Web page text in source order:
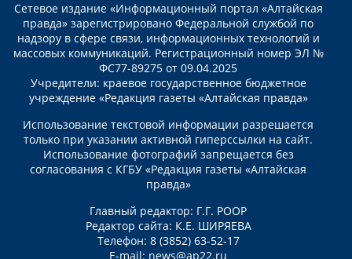
Сетевое издание «Информационный портал «Алтайская
правда» зарегистрировано Федеральной службой по
надзору в сфере связи, информационных технологий и
массовых коммуникаций. Регистрационный номер ЭЛ №
ФС77-89275 от 09.04.2025
Учредители: краевое государственное бюджетное
учреждение «Редакция газеты «Алтайская правда»
Использование текстовой информации разрешается
только при указании активной гиперссылки на сайт.
Использование фотографий запрещается без
согласования с КГБУ «Редакция газеты «Алтайская
правда»
Главный редактор: Г.Г. РООР
Редактор сайта: К.Е. ШИРЯЕВА
Телефон: 8 (3852) 63-52-17
E-mail: news@ap22.ru